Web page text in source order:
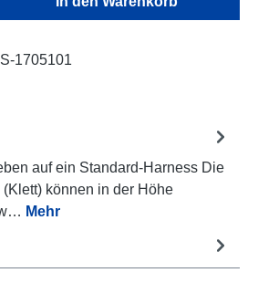
1705101
auf ein Standard-Harness Die
können in der Höhe
Mehr